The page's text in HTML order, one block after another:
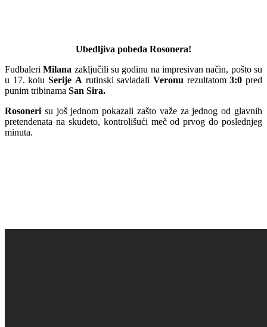
Ubedljiva pobeda Rosonera!
FudbaleriMilana zaključili su godinu na impresivan način, pošto su
u 17. koluSerije A rutinski savladali Veronu rezultatom3:0 pred
punim tribinama San Sira.
Rosoneri su još jednom pokazali zašto važe za jednog od glavnih
pretendenata na skudeto, kontrolišući meč od prvog do poslednjeg
minuta.